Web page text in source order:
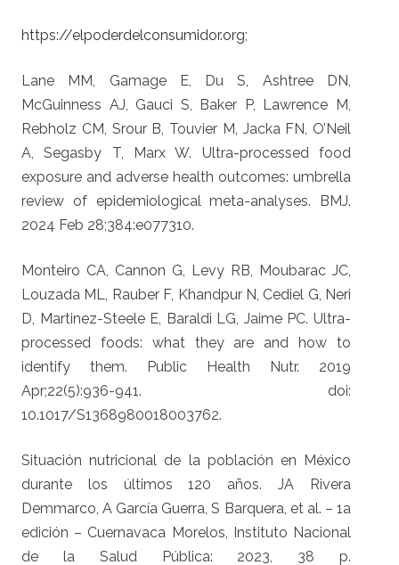
https://elpoderdelconsumidor.org;
Lane MM, Gamage E, Du S, Ashtree DN,
McGuinness AJ, Gauci S, Baker P, Lawrence M,
Rebholz CM, Srour B, Touvier M, Jacka FN, O’Neil
A, Segasby T, Marx W. Ultra-processed food
exposure and adverse health outcomes: umbrella
review of epidemiological meta-analyses. BMJ.
2024 Feb 28;384:e077310.
Monteiro CA, Cannon G, Levy RB, Moubarac JC,
Louzada ML, Rauber F, Khandpur N, Cediel G, Neri
D, Martinez-Steele E, Baraldi LG, Jaime PC. Ultra-
processed foods: what they are and how to
identify them. Public Health Nutr. 2019
Apr;22(5):936-941. doi:
10.1017/S1368980018003762.
Situación nutricional de la población en México
durante los últimos 120 años. JA Rivera
Demmarco, A García Guerra, S Barquera, et al. – 1a
edición – Cuernavaca Morelos, Instituto Nacional
de la Salud Pública: 2023, 38 p.